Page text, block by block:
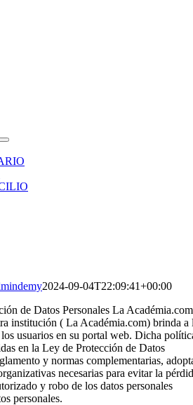
2024-09-04T22:09:41+00:00
de Datos Personales La
institución ( La Académia.com) brinda a
usuarios en su portal web. Dicha
en la Ley de Protección de Datos
y normas complementarias,
necesarias para evitar la
y robo de los datos personales
personales.